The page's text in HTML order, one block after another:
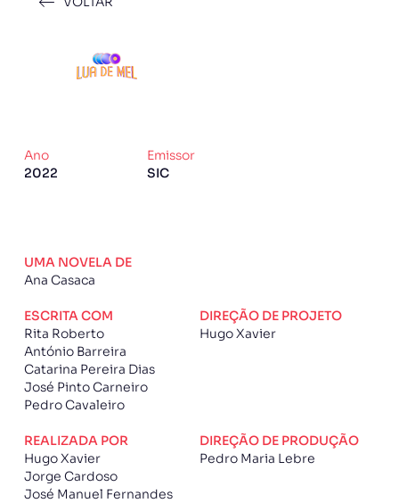
Ano
2022
Emissor
SIC
UMA NOVELA DE
Ana Casaca
ESCRITA COM
Rita Roberto
António Barreira
Catarina Pereira Dias
José Pinto Carneiro
Pedro Cavaleiro
DIREÇÃO DE PROJETO
Hugo Xavier
REALIZADA POR
Hugo Xavier
Jorge Cardoso
José Manuel Fernandes
DIREÇÃO DE PRODUÇÃO
Pedro Maria Lebre